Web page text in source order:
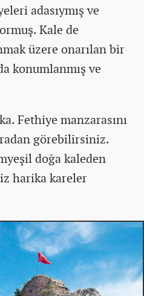
adasıymış ve
Kale de
üzere onarılan bir
konumlanmış ve
Fethiye manzarasını
görebilirsiniz.
doğa kaleden
harika kareler